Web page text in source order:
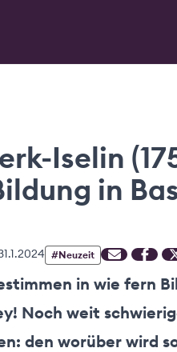
Iselin
in
#Neuzeit
in wie fern
Noch weit
den worüber wird